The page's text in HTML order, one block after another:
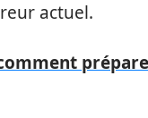
actuel.